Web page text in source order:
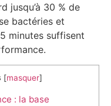
jusqu’à 30 % de
bactéries et
minutes suffisent
[masquer]
: la base